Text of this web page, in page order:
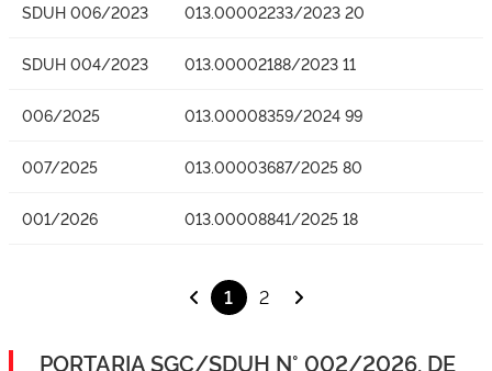
SDUH 006/2023 013.00002233/2023 20
SDUH 004/2023 013.00002188/2023 11
006/2025 013.00008359/2024 99
007/2025 013.00003687/2025 80
001/2026 013.00008841/2025 18
1 2
PORTARIA SGC/SDUH N° 002/2026, DE